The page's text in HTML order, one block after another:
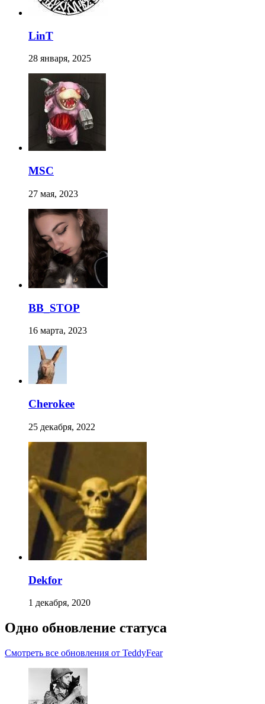
LinT
28 января, 2025
MSC
27 мая, 2023
BB_STOP
16 марта, 2023
Cherokee
25 декабря, 2022
Dekfor
1 декабря, 2020
Одно обновление статуса
Смотреть все обновления от TeddyFear